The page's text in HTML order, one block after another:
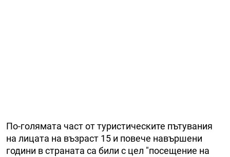
По-голямата част от туристическите пътувания
на лицата на възраст 15 и повече навършени
години в страната са били с цел "посещение на